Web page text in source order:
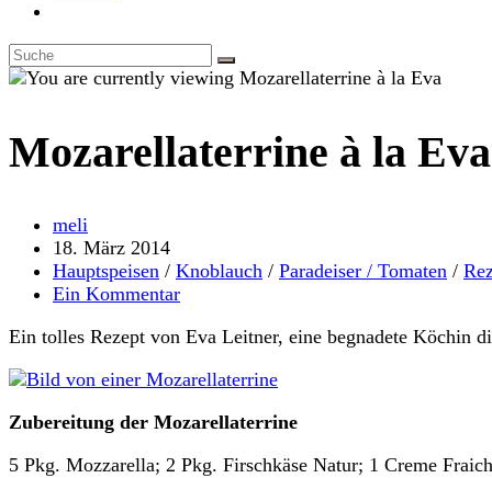
search
Mozarellaterrine à la Eva
Beitrags-
Autor:
meli
Beitrag
veröffentlicht:
18. März 2014
Beitrags-
Kategorie:
Hauptspeisen / Knoblauch / Paradeiser / Tomaten /
Beitrags-
Ein Kommentar
Ein tolles Rezept von Eva Leitner, eine begnadete Köchin
Zubereitung der Mozarellaterrine
5 Pkg. Mozzarella; 2 Pkg. Firschkäse Natur; 1 Creme